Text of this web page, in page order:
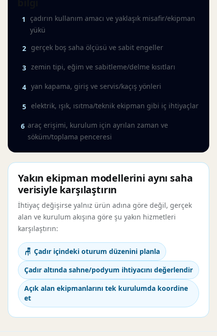
1
çadırın kullanım amacı ve yaklaşık misafir/ekipman
yükü
2 gerçek boş saha ölçüsü ve sabit engeller
3 zemin tipi, eğim ve sabitleme/delme kısıtları
4 yan kapama, giriş ve servis/kaçış yönleri
5 elektrik, ışık, ısıtma/teknik ekipman gibi iç ihtiyaçlar
6 araç erişimi, kurulum için ayrılan zaman ve
söküm/toplama penceresi
Yakın ekipman modellerini aynı saha
verisiyle karşılaştırın
İhtiyaç değişirse yalnız ürün adına göre değil, gerçek
alan ve kurulum akışına göre şu yakın hizmetleri
karşılaştırın:
Çadır içindeki oturum düzenini planla
Çadır altında sahne/podyum ihtiyacını değerlendir
Açık alan ekipmanlarını tek kurulumda koordine
et